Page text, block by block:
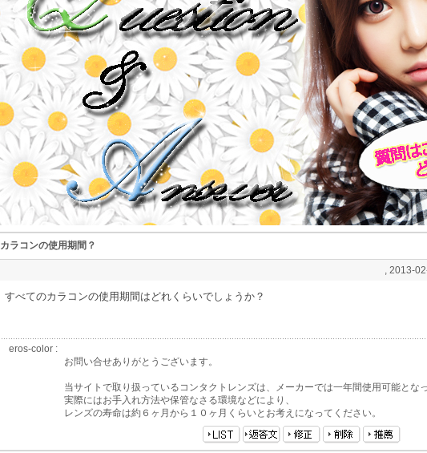
カラコンの使用期間？
, 2013-
すべてのカラコンの使用期間はどれくらいでしょうか？
eros-color :
お問い合せありがとうございます。
当サイトで取り扱っているコンタクトレンズは、メーカーでは一年間使用可能とな
実際にはお手入れ方法や保管なさる環境などにより、
レンズの寿命は約６ヶ月から１０ヶ月くらいとお考えになってください。